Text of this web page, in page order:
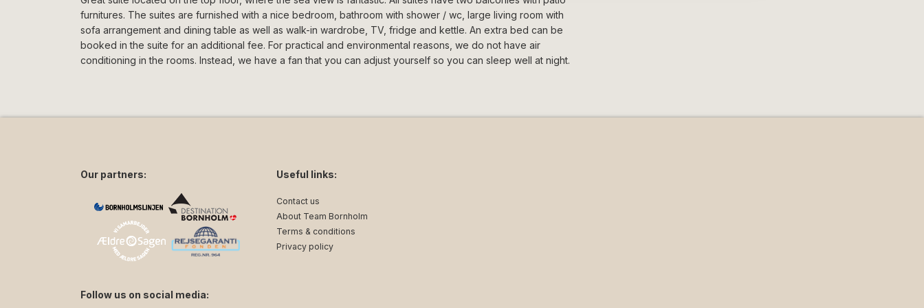
furnitures. The suites are furnished with a nice bedroom, bathroom with shower / wc, large living room with
sofa arrangement and dining table as well as walk-in wardrobe, TV, fridge and kettle. An extra bed can be
booked in the suite for an additional fee. For practical and environmental reasons, we do not have air
conditioning in the rooms. Instead, we have a fan that you can adjust yourself so you can sleep well at night.
Our partners:
Follow us on social media:
Useful links:
Contact us
About Team Bornholm
Terms & conditions
Privacy policy